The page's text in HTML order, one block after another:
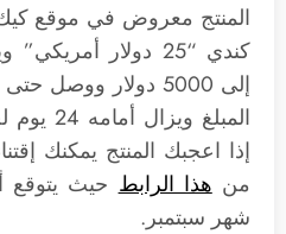
كندي “25 دولار
إلى 5000 دولار
المبلغ
إذا اعجبك المنتج يمكنك
من هذا الرابط حيث
شهر سبتمبر.